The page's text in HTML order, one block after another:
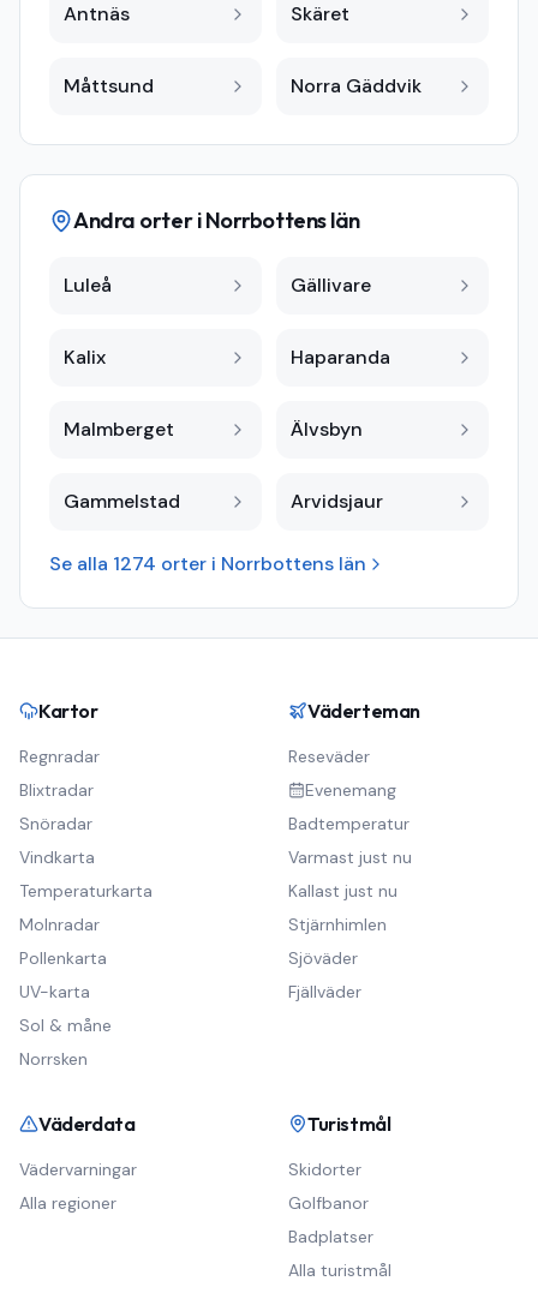
Antnäs Skäret
Måttsund Norra Gäddvik
Andra orter iNorrbottens län
Luleå Gällivare
Kalix Haparanda
Malmberget Älvsbyn
Gammelstad Arvidsjaur
Se alla 1274 orter i Norrbottens län
Kartor
Regnradar
Blixtradar
Snöradar
Vindkarta
Temperaturkarta
Molnradar
Pollenkarta
UV-karta
Sol & måne
Norrsken
Väderteman
Reseväder
Evenemang
Badtemperatur
Varmast just nu
Kallast just nu
Stjärnhimlen
Sjöväder
Fjällväder
Väderdata
Vädervarningar
Alla regioner
Turistmål
Skidorter
Golfbanor
Badplatser
Alla turistmål